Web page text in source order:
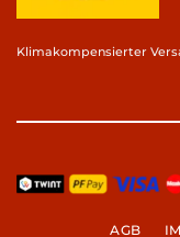
Klimakompensierter
AGB